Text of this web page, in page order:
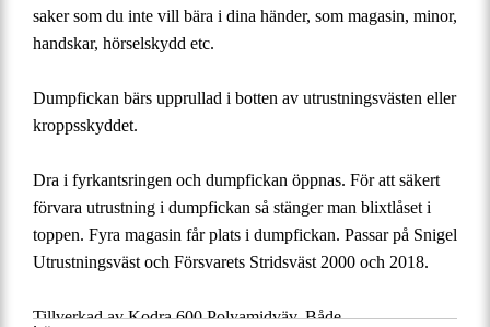
saker som du inte vill bära i dina händer, som magasin, minor,
handskar, hörselskydd etc.
Dumpfickan bärs upprullad i botten av utrustningsvästen eller
kroppsskyddet.
Dra i fyrkantsringen och dumpfickan öppnas. För att säkert
förvara utrustning i dumpfickan så stänger man blixtlåset i
toppen. Fyra magasin får plats i dumpfickan. Passar på Snigel
Utrustningsväst och Försvarets Stridsväst 2000 och 2018.
Tillverkad av Kodra 600 Polyamidväv. Både